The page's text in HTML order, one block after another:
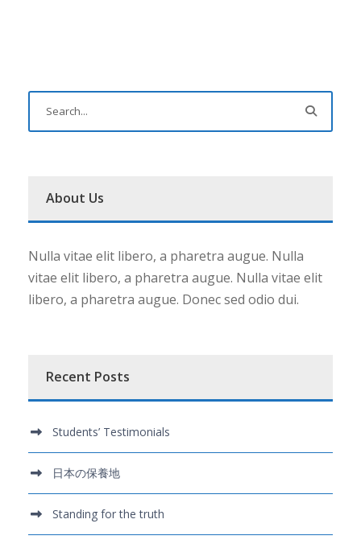
About Us
Nulla vitae elit libero, a pharetra augue. Nulla
vitae elit libero, a pharetra augue. Nulla vitae elit
libero, a pharetra augue. Donec sed odio dui.
Recent Posts
Students’ Testimonials
日本の保養地
Standing for the truth